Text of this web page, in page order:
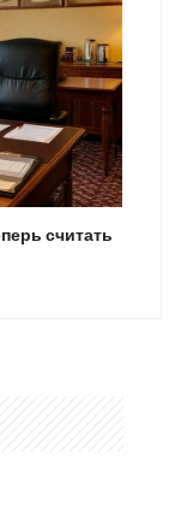
считать